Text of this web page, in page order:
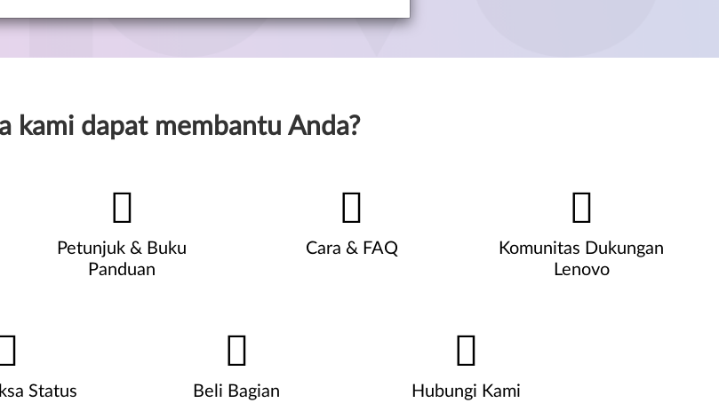
kami dapat membantu Anda?
Petunjuk & Buku
Panduan
Cara & FAQ
Komunitas Dukungan
Lenovo
Status
Beli Bagian Hubungi Kami